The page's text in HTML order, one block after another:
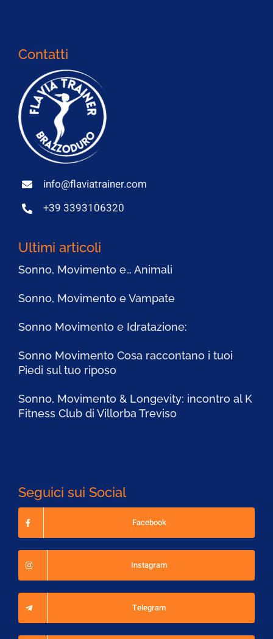
Contatti
info@flaviatrainer.com
+39 3393106320
Ultimi articoli
Sonno, Movimento e… Animali
Sonno, Movimento e Vampate
Sonno Movimento e Idratazione:
Sonno Movimento Cosa raccontano i tuoi
Piedi sul tuo riposo
Sonno, Movimento & Longevity: incontro al K
Fitness Club di Villorba Treviso
Seguici sui Social
Facebook
Instagram
Telegram